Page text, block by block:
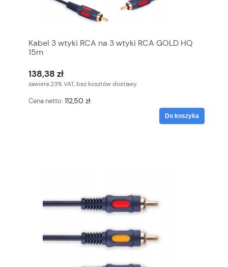
Kabel 3 wtyki RCA na 3 wtyki RCA GOLD HQ
15m
138,38 zł
zawiera 23% VAT, bez kosztów dostawy
Cena netto: 112,50 zł
Do koszyka